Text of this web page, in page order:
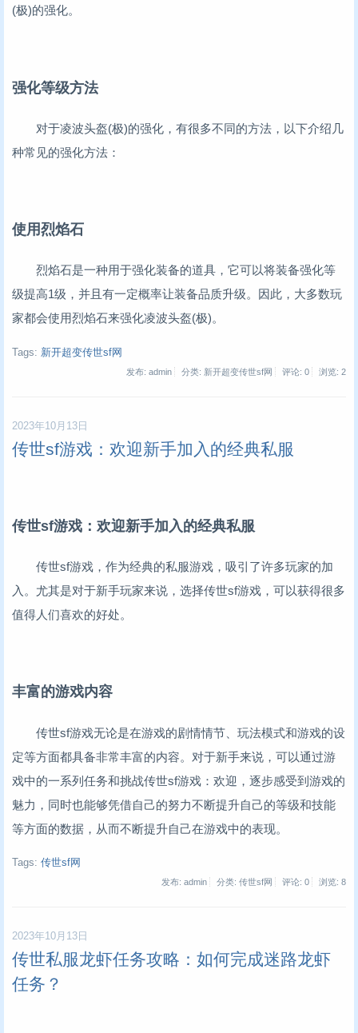
(极)的强化。
强化等级方法
对于凌波头盔(极)的强化，有很多不同的方法，以下介绍几
种常见的强化方法：
使用烈焰石
烈焰石是一种用于强化装备的道具，它可以将装备强化等
级提高1级，并且有一定概率让装备品质升级。因此，大多数玩
家都会使用烈焰石来强化凌波头盔(极)。
Tags: 新开超变传世sf网
发布: admin 分类: 新开超变传世sf网 评论: 0 浏览: 2
2023年10月13日
传世sf游戏：欢迎新手加入的经典私服
传世sf游戏：欢迎新手加入的经典私服
传世sf游戏，作为经典的私服游戏，吸引了许多玩家的加
入。尤其是对于新手玩家来说，选择传世sf游戏，可以获得很多
值得人们喜欢的好处。
丰富的游戏内容
传世sf游戏无论是在游戏的剧情情节、玩法模式和游戏的设
定等方面都具备非常丰富的内容。对于新手来说，可以通过游
戏中的一系列任务和挑战传世sf游戏：欢迎，逐步感受到游戏的
魅力，同时也能够凭借自己的努力不断提升自己的等级和技能
等方面的数据，从而不断提升自己在游戏中的表现。
Tags: 传世sf网
发布: admin 分类: 传世sf网 评论: 0 浏览: 8
2023年10月13日
传世私服龙虾任务攻略：如何完成迷路龙虾
任务？